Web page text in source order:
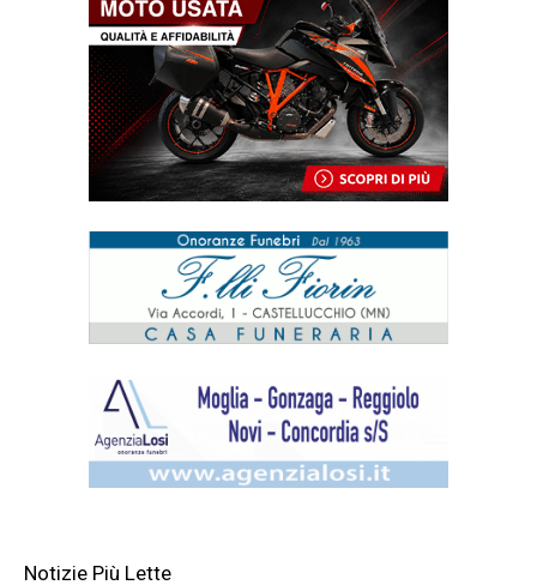
Notizie Più Lette